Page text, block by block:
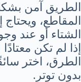
الطريق آمن
المقاطع،
الشتاء أو عند
إذا لم تكن
الطرق، اختر
بدون توتر.